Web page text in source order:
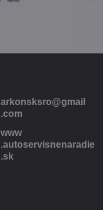
arkonsksro​@gmail​
.com
www​
.autoservisnenaradie​
.sk